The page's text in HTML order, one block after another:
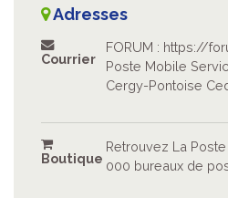
Adresses
Courrier
FORUM : https://
Poste Mobile
Cergy-Pontoise
Boutique
Retrouvez La
000 bureaux de